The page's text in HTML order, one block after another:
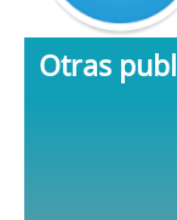
Otras